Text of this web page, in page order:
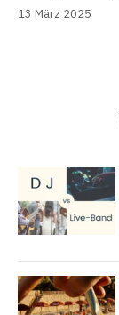
13 März 2025